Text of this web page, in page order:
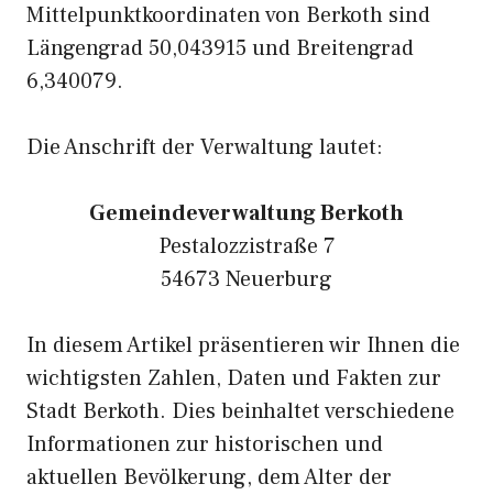
Mittelpunktkoordinaten von Berkoth sind
Längengrad 50,043915 und Breitengrad
6,340079.
Die Anschrift der Verwaltung lautet:
Gemeindeverwaltung Berkoth
Pestalozzistraße 7
54673 Neuerburg
In diesem Artikel präsentieren wir Ihnen die
wichtigsten Zahlen, Daten und Fakten zur
Stadt Berkoth. Dies beinhaltet verschiedene
Informationen zur historischen und
aktuellen Bevölkerung, dem Alter der